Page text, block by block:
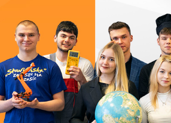
oraz monitor do wyświetlania
„Technikon ESA –
Sobstyl z opiekunem Panią
Organizatorem Konkursu
Warszawie, realizujący projekt
Pełnomocnika Rządu do